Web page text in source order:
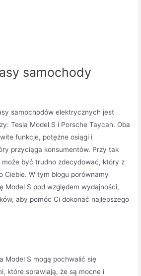
samochody
samochodów elektrycznych jest
Tesla Model S i Porsche Taycan. Oba
funkcje, potężne osiągi i
przyciąga konsumentów. Przy tak
być trudno zdecydować, który z
Ciebie. W tym blogu porównamy
Model S pod względem wydajności,
aby pomóc Ci dokonać najlepszego
Model S mogą pochwalić się
które sprawiają, że są mocne i